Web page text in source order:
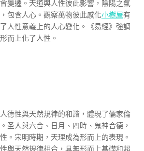
變遷。天道與人性彼此影響，陰陽之氣
包含人心。觀察萬物彼此感化小樹屋有
人性意義上的人心變化。《易經》強調
而上化了人性。
德性與天然規律的和諧，體現了儒家倫
圣人與六合、日月、四時、鬼神合德，
。宋明時期，天理成為形而上的表現。
與天然規律相合，具無形而上基礎和超